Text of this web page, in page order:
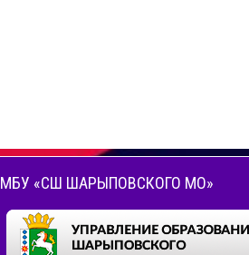
МБУ «СШ ШАРЫПОВСКОГО МО»